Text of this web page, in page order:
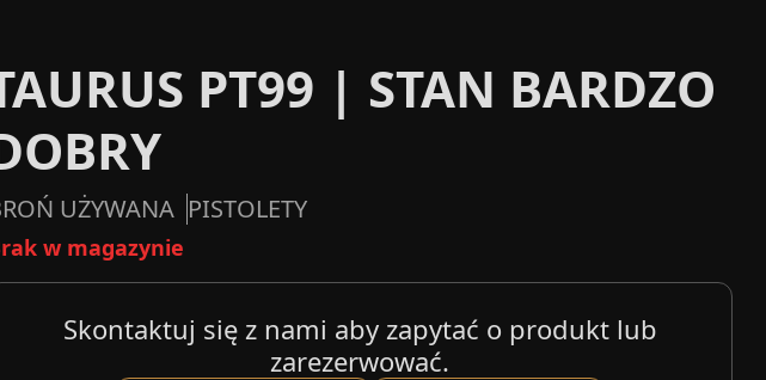
PT99 | STAN BARDZO
UŻYWANA PISTOLETY
w magazynie
Skontaktuj się z nami aby zapytać o produkt lub
zarezerwować.